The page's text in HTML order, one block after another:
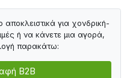
αποκλειστικά για χονδρική-
ή να κάνετε μια αγορά,
παρακάτω:
B2B